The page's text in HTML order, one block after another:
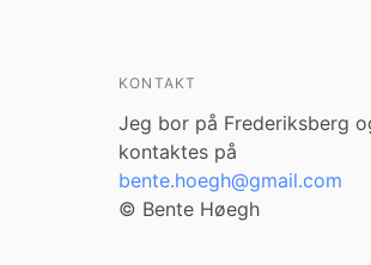
KONTAKT
Jeg bor på Frederiksberg
kontaktes på
bente.hoegh@gmail.com
© Bente Høegh